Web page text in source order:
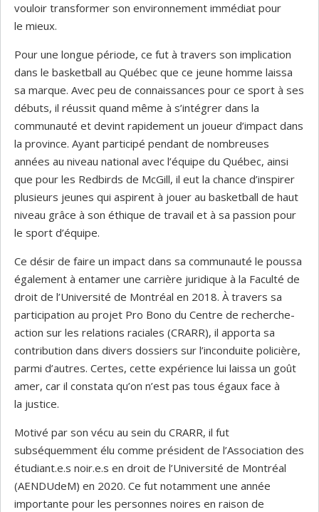
vouloir transformer son environnement immédiat pour
le mieux.
Pour une longue période, ce fut à travers son implication
dans le basketball au Québec que ce jeune homme laissa
sa marque. Avec peu de connaissances pour ce sport à ses
débuts, il réussit quand même à s’intégrer dans la
communauté et devint rapidement un joueur d’impact dans
la province. Ayant participé pendant de nombreuses
années au niveau national avec l’équipe du Québec, ainsi
que pour les Redbirds de McGill, il eut la chance d’inspirer
plusieurs jeunes qui aspirent à jouer au basketball de haut
niveau grâce à son éthique de travail et à sa passion pour
le sport d’équipe.
Ce désir de faire un impact dans sa communauté le poussa
également à entamer une carrière juridique à la Faculté de
droit de l’Université de Montréal en 2018. À travers sa
participation au projet Pro Bono du Centre de recherche-
action sur les relations raciales (CRARR), il apporta sa
contribution dans divers dossiers sur l’inconduite policière,
parmi d’autres. Certes, cette expérience lui laissa un goût
amer, car il constata qu’on n’est pas tous égaux face à
la justice.
Motivé par son vécu au sein du CRARR, il fut
subséquemment élu comme président de l’Association des
étudiant.e.s noir.e.s en droit de l’Université de Montréal
(AENDUdeM) en 2020. Ce fut notamment une année
importante pour les personnes noires en raison de